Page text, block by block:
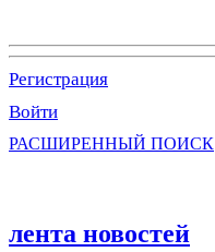
Регистрация
Войти
РАСШИРЕННЫЙ ПОИСК
лента новостей